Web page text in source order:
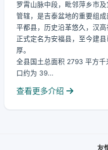
罗霄山脉中段，毗邻萍乡市
管辖，是吉泰盆地的重要组
平都县，历史沿革悠久，汉
正式定名为安福县，至今建
厚。
全县国土总面积 2793 平方
口约为 39...
查看更多介绍
友